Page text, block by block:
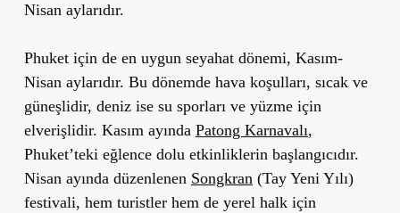
Nisan aylarıdır.
Phuket için de en uygun seyahat dönemi, Kasım-
Nisanaylarıdır. Bu dönemde hava koşulları, sıcak ve
güneşlidir, deniz ise su sporları ve yüzme için
elverişlidir. Kasım ayında Patong Karnavalı,
Phuket’teki eğlence dolu etkinliklerin başlangıcıdır.
Nisan ayında düzenlenen Songkran(Tay Yeni Yılı)
festivali, hem turistler hem de yerel halk için